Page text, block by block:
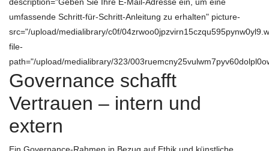
umfassende Schritt-für-Schritt-Anleitung zu erhalten" picture-
src="/upload/medialibrary/c0f/
file-
path="/upload/medialibrary/323/
Governance schafft
Vertrauen – intern und
extern